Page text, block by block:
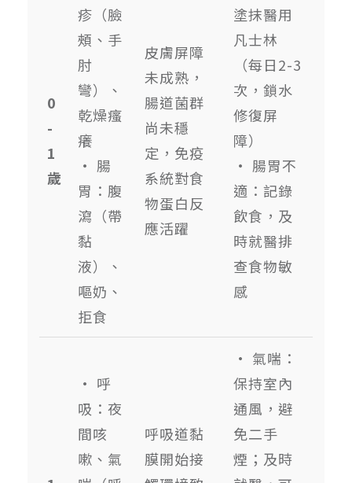
0
-
1
歲
疹（臉
頰、手
肘
彎）、
乾燥瘙
癢
• 腸
胃：腹
瀉（帶
黏
液）、
嘔奶、
拒食
皮膚屏障
未成熟，
腸道菌群
尚未穩
定，免疫
系統對食
物蛋白反
應活躍
塗抹醫用
凡士林
（每日2-3
次，鎖水
修復屏
障）
• 腸胃不
適：記錄
飲食，及
時就醫排
查食物敏
感
• 呼
吸：夜
間咳
嗽、氣
呼吸道黏
膜開始接
• 氣喘：
保持室內
通風，避
免二手
煙；及時